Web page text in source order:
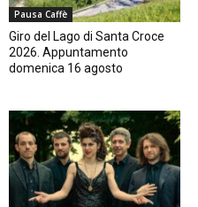
Pausa Caffè
Giro del Lago di Santa Croce
2026. Appuntamento
domenica 16 agosto